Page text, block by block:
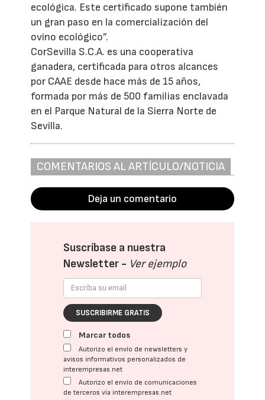
ecológica. Este certificado supone también
un gran paso en la comercialización del
ovino ecológico”.
CorSevilla S.C.A. es una cooperativa
ganadera, certificada para otros alcances
por CAAE desde hace más de 15 años,
formada por más de 500 familias enclavada
en el Parque Natural de la Sierra Norte de
Sevilla.
COMENTARIOS AL ARTÍCULO/NOTICIA
Deja un comentario
Suscríbase a nuestra
Newsletter - Ver ejemplo
SUSCRIBIRME GRATIS
Marcar todos
Autorizo el envío de newsletters y
avisos informativos personalizados de
interempresas.net
Autorizo el envío de comunicaciones
de terceros vía interempresas.net